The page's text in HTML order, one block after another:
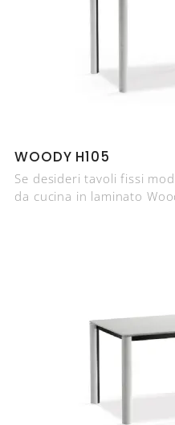
WOODY H105
Se desideri tavoli fissi
da cucina in laminato